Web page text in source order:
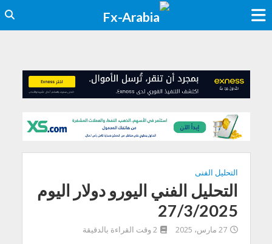
التحليل الفنى
التحليل الفني اليورو دولار اليوم
27/3/2025
27 مارس، 2025 2 وقت القراءة بالدقيقة